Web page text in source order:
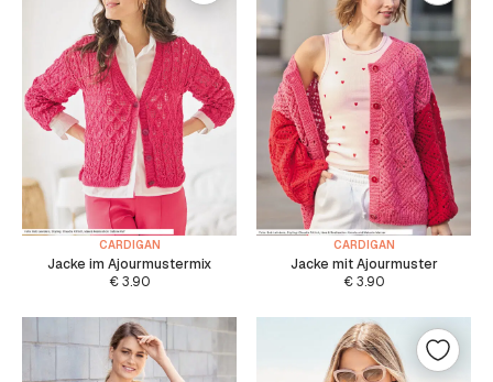
CARDIGAN
Jacke im Ajourmustermix
€3.90
CARDIGAN
Jacke mit Ajourmuster
€3.90